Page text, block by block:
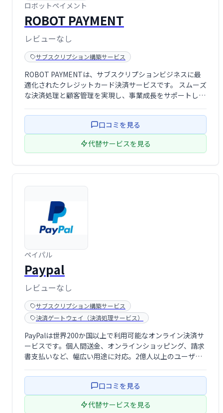
ロボットペイメント
ROBOT PAYMENT
レビューなし
サブスクリプション構築サービス
ROBOT PAYMENTは、サブスクリプションビジネスに最
適化されたクレジットカード決済サービスです。 スムーズ
な決済処理と顧客管理を実現し、事業成長をサポートしま
決済システムで、売上向上を目指しましょう。
口コミを見る
代替サービスを見る
ペイパル
Paypal
レビューなし
サブスクリプション構築サービス
決済ゲートウェイ（決済処理サービス）
PayPalは世界200か国以上で利用可能なオンライン決済サ
ービスです。個人間送金、オンラインショッピング、請求
書支払いなど、幅広い用途に対応。2億人以上のユーザー
に対応し、グローバルなビジネスにも最適です。
口コミを見る
代替サービスを見る